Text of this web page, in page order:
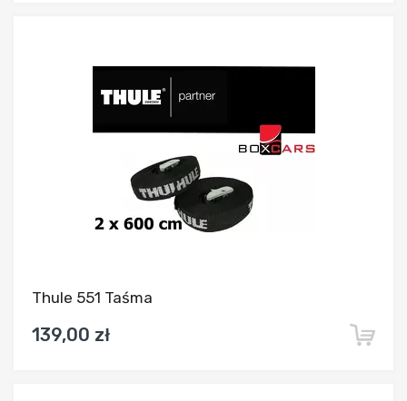
Thule 551 Taśma
139,00 zł